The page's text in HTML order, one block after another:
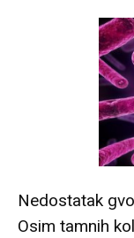
Nedostatak
Osim tamnih